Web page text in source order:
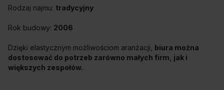
Rodzaj najmu: tradycyjny
Rok budowy: 2006
Dzięki elastycznym możliwościom aranżacji, biura można
dostosować do potrzeb zarówno małych firm, jak i
większych zespołów.